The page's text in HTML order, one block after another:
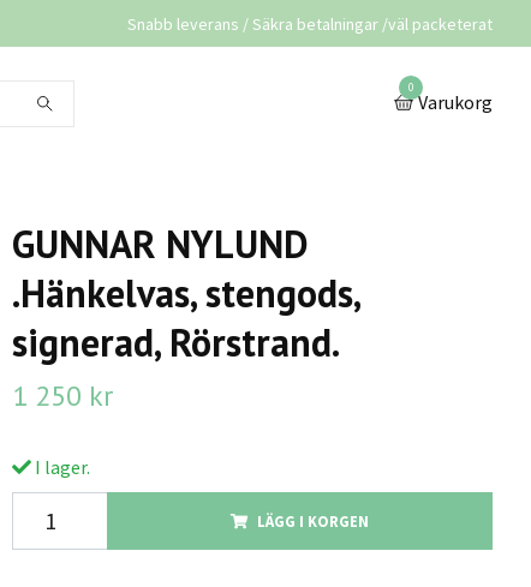
Snabb leverans / Säkra betalningar /väl packeterat
0
Varukorg
GUNNAR NYLUND
.Hänkelvas, stengods,
signerad, Rörstrand.
1 250 kr
I lager.
LÄGG I KORGEN